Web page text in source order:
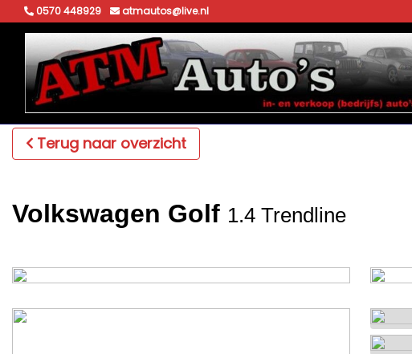
0570 448929 atmautos@live.nl
Terug naar overzicht
Volkswagen Golf 1.4 Trendline